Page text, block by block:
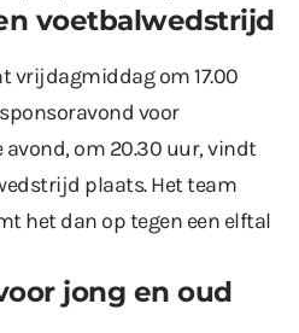
voetbalwedstrijd
vrijdagmiddag om 17.00
voor
avond, om 20.30 uur, vindt
plaats. Het team
het dan op tegen een elftal
jong en oud